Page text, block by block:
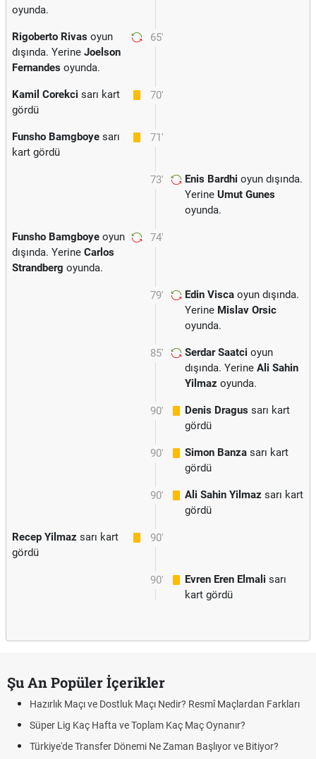
oyunda.
65'
Rigoberto Rivas oyun
dışında. Yerine Joelson
Fernandes oyunda.
70'
Kamil Corekci sarı kart
gördü
71'
Funsho Bamgboye sarı
kart gördü
73' Enis Bardhi oyun dışında.
Yerine Umut Gunes
oyunda.
74'
Funsho Bamgboye oyun
dışında. Yerine Carlos
Strandberg oyunda.
79' Edin Visca oyun dışında.
Yerine Mislav Orsic
oyunda.
85' Serdar Saatci oyun
dışında. Yerine Ali Sahin
Yilmaz oyunda.
90' Denis Dragus sarı kart
gördü
90' Simon Banza sarı kart
gördü
90' Ali Sahin Yilmaz sarı kart
gördü
90'
Recep Yilmaz sarı kart
gördü
90' Evren Eren Elmali sarı
kart gördü
Şu An Popüler İçerikler
Hazırlık Maçı ve Dostluk Maçı Nedir? Resmî Maçlardan Farkları
Süper Lig Kaç Hafta ve Toplam Kaç Maç Oynanır?
Türkiye'de Transfer Dönemi Ne Zaman Başlıyor ve Bitiyor?